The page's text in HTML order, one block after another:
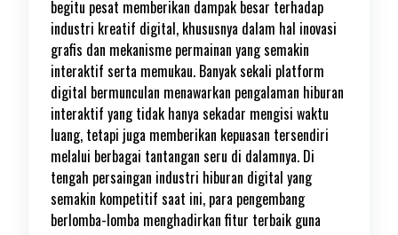
begitu pesat memberikan dampak besar terhadap
industri kreatif digital, khususnya dalam hal inovasi
grafis dan mekanisme permainan yang semakin
interaktif serta memukau. Banyak sekali platform
digital bermunculan menawarkan pengalaman hiburan
interaktif yang tidak hanya sekadar mengisi waktu
luang, tetapi juga memberikan kepuasan tersendiri
melalui berbagai tantangan seru di dalamnya. Di
tengah persaingan industri hiburan digital yang
semakin kompetitif saat ini, para pengembang
berlomba-lomba menghadirkan fitur terbaik guna